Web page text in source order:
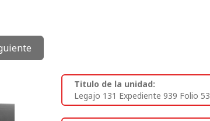
Titulo de la unidad:
Legajo 131 Expediente 939 Folio 53